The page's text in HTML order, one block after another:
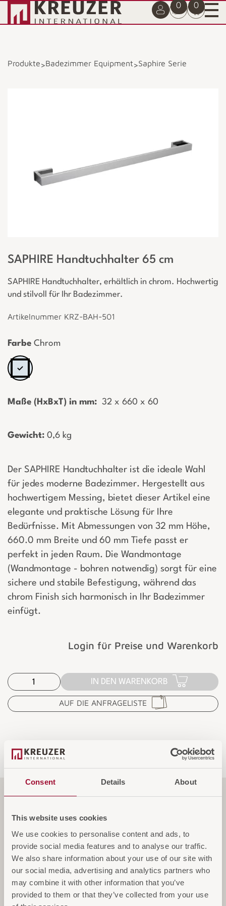
Consent Details About
This website uses cookies
We use cookies to personalise content and ads, to
provide social media features and to analyse our traffic.
We also share information about your use of our site with
our social media, advertising and analytics partners who
may combine it with other information that you’ve
provided to them or that they’ve collected from your use
0 0
Produkte>Badezimmer Equipment>Saphire Serie
SAPHIRE Handtuchhalter 65 cm
SAPHIRE Handtuchhalter, erhältlich in chrom. Hochwertig
und stilvoll für Ihr Badezimmer.
Artikelnummer KRZ-BAH-501
Farbe Chrom
Maße (HxBxT) in mm: ­ 32 x 660 x 60
Gewicht: ­0,6 kg
Der SAPHIRE Handtuchhalter ist die ideale Wahl
für jedes moderne Badezimmer. Hergestellt aus
hochwertigem Messing, bietet dieser Artikel eine
elegante und praktische Lösung für Ihre
Bedürfnisse. Mit Abmessungen von 32 mm Höhe,
660.0 mm Breite und 60 mm Tiefe passt er
perfekt in jeden Raum. Die Wandmontage
(Wandmontage - bohren notwendig) sorgt für eine
sichere und stabile Befestigung, während das
chrom Finish sich harmonisch in Ihr Badezimmer
einfügt.
Login für Preise und Warenkorb
IN DEN WARENKORB
AUF DIE ANFRAGELISTE
Spezifikationen
Service & Garantie